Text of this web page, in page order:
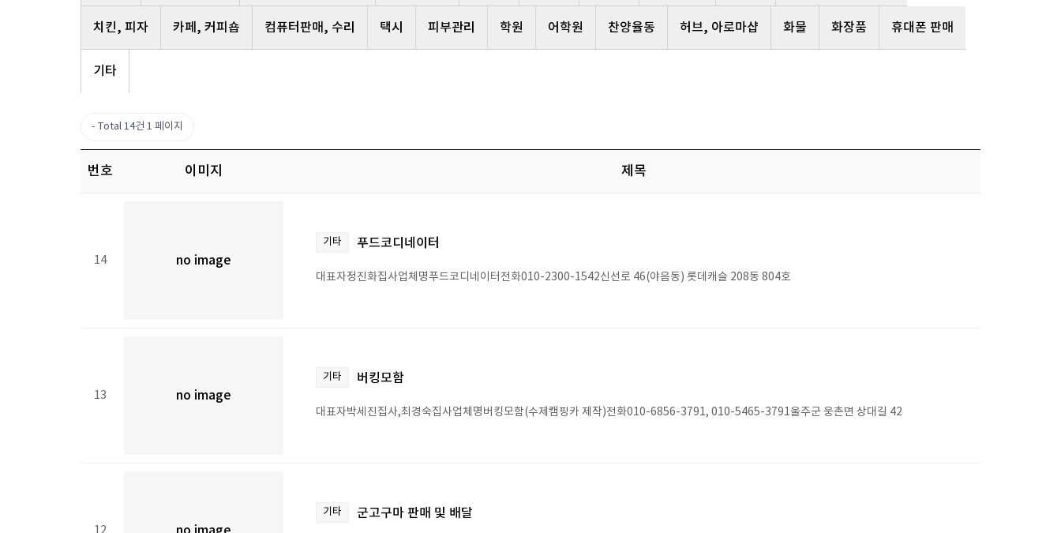
치킨, 피자 카페, 커피숍 컴퓨터판매, 수리 택시 피부관리 학원 어학원 찬양율동 허브, 아로마샵 화물 화장품 휴대폰 판매
기타
Total 14건 1 페이지
번호 이미지 제목
14 no image
기타 푸드코디네이터
대표자정진화집사업체명푸드코디네이터전화010-2300-1542신선로 46(야음동) 롯데캐슬 208동 804호
13 no image
기타 버킹모함
대표자박세진집사,최경숙집사업체명버킹모함(수제캠핑카 제작)전화010-6856-3791, 010-5465-3791울주군 웅촌면 상대길 42
12
기타 군고구마 판매 및 배달